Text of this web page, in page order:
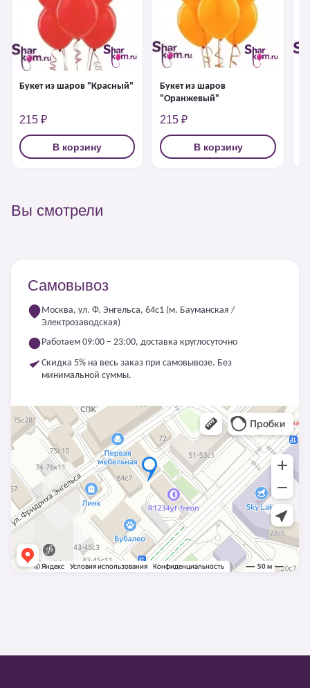
Букет из шаров "Красный"
215 ₽
В корзину
Букет из шаров
"Оранжевый"
215 ₽
В корзину
Вы смотрели
Самовывоз
Москва, ул. Ф. Энгельса, 64с1 (м. Бауманская /
Электрозаводская)
Работаем 09:00 – 23:00, доставка круглосуточно
Скидка 5% на весь заказ при самовывозе. Без
минимальной суммы.